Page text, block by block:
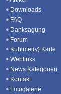
Downloads
FAQ
Danksagung
Forum
Kuhlmei(y) Karte
Weblinks
News Kategorien
Kontakt
Fotogalerie